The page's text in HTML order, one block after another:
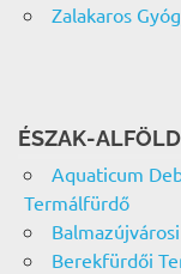
Zalakaros
ÉSZAK-ALFÖLD
Aquaticum
Termálfürdő
Berekfürdői